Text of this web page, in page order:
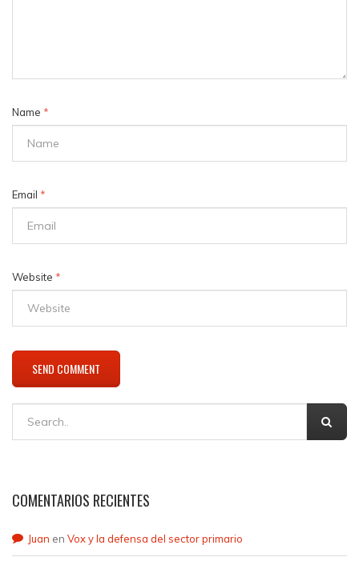
Name *
Email *
Website *
COMENTARIOS RECIENTES
Juan en Vox y la defensa del sector primario